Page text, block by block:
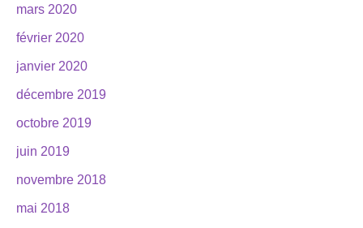
mars 2020
février 2020
janvier 2020
décembre 2019
octobre 2019
juin 2019
novembre 2018
mai 2018